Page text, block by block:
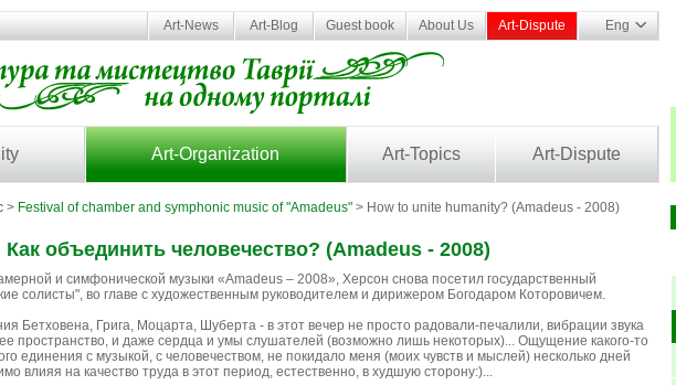
Art-News Art-Blog Guest book About Us Art-Dispute Eng
Art-Organization Art-Topics Art-Dispute
> Festival of chamber and symphonic music of "Amadeus" > How to unite humanity? (Amadeus - 2008)
Как объединить человечество? (Amadeus - 2008)
и симфонической музыки «Amadeus – 2008», Херсон снова посетил государственный
солисты", во главе с художественным руководителем и дирижером Богодаром Которовичем.
Бетховена, Грига, Моцарта, Шуберта - в этот вечер не просто радовали-печалили, вибрации звука
пространство, и даже сердца и умы слушателей (возможно лишь некоторых)... Ощущение какого-то
единения с музыкой, с человечеством, не покидало меня (моих чувств и мыслей) несколько дней
влияя на качество труда в этот период, естественно, в худшую сторону:)...